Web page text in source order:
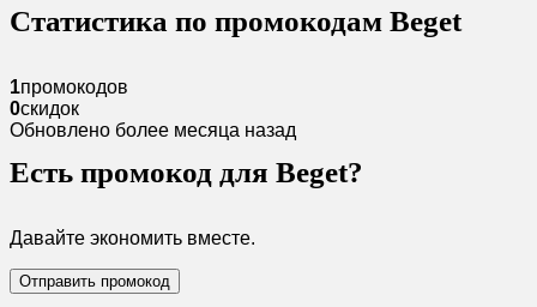
Статистика по промокодам Beget
1промокодов
0скидок
Обновлено более месяца назад
Есть промокод для Beget?
Давайте экономить вместе.
Отправить промокод